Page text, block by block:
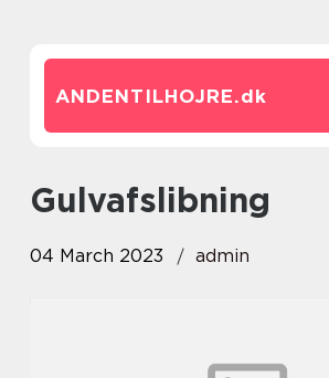
ANDENTILHOJRE.dk
gulvafslibning
04 March 2023 admin